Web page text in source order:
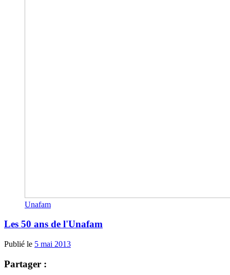
Unafam
Les 50 ans de l'Unafam
Publié le 5 mai 2013
Partager :